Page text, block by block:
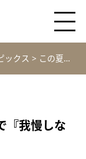
ックス > この夏＋５～１０万円のゆとりで『我慢しない夏休み』にしませんか？
『我慢しな